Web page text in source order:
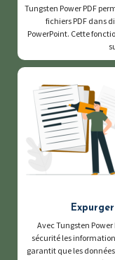
Tungsten Power PDF
fichiers PDF dans
PowerPoint. Cette
Avec Tungsten
sécurité les
garantit que les